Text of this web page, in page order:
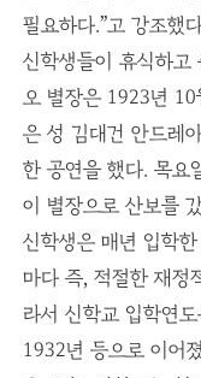
필요하다.”고 강조했
신학생들이 휴식하고
오 별장은 1923년
은 성 김대건 안드레
한 공연을 했다. 목요
이 별장으로 산보를
신학생은 매년 입학
마다 즉, 적절한 재정
라서 신학교 입학연
1932년 등으로 이어